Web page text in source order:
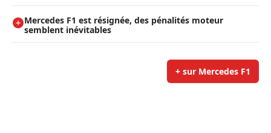
Mercedes F1 est résignée, des pénalités moteur
semblent inévitables
+ sur Mercedes F1